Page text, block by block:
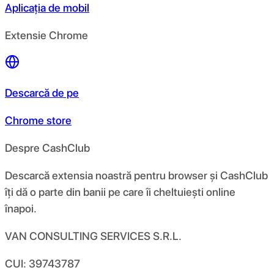
Aplicația de mobil
Extensie Chrome
Descarcă de pe
Chrome store
Despre CashClub
Descarcă extensia noastră pentru browser și CashClub
îți dă o parte din banii pe care îi cheltuiești online
înapoi.
VAN CONSULTING SERVICES S.R.L.
CUI: 39743787